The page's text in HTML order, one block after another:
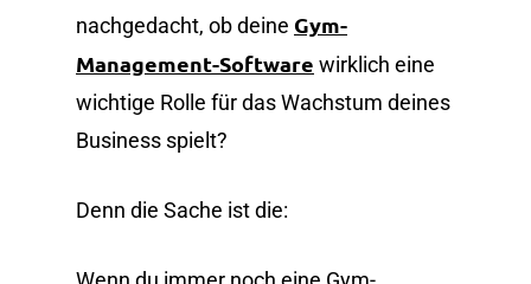
nachgedacht, ob deine Gym-
Management-Software wirklich eine
wichtige Rolle für das Wachstum deines
Business spielt?
Denn die Sache ist die: